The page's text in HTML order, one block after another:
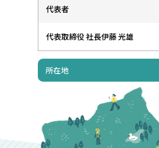
代表者
代表取締役 社長伊藤 光雄
所在地